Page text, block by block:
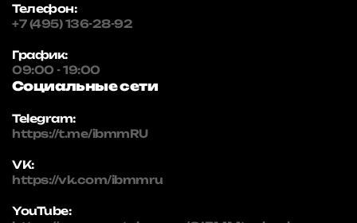
Телефон:
+7 (495) 136-28-92
График:
09:00 - 19:00
Социальные сети
Telegram:
https://t.me/ibmmRU
VK:
https://vk.com/ibmmru
YouTube: